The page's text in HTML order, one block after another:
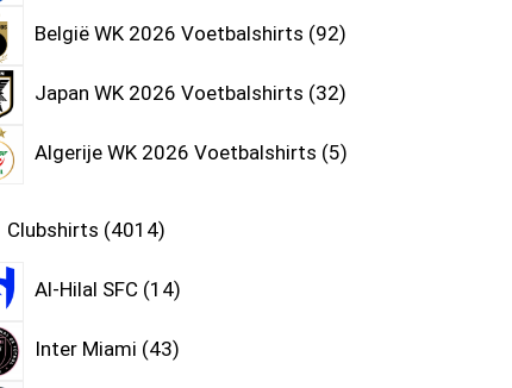
België WK 2026 Voetbalshirts 92
Japan WK 2026 Voetbalshirts 32
Algerije WK 2026 Voetbalshirts 5
Clubshirts 4014
Al-Hilal SFC 14
Inter Miami 43